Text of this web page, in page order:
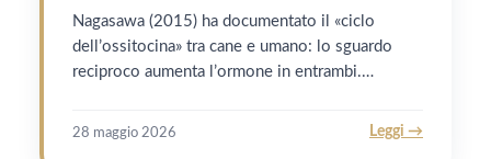
Nagasawa (2015) ha documentato il «ciclo
dell’ossitocina» tra cane e umano: lo sguardo
reciproco aumenta l’ormone in entrambi.…
28 maggio 2026 Leggi →